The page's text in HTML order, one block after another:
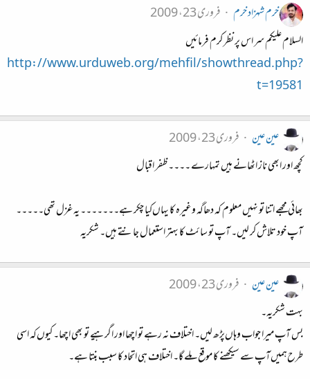
خرم شہزاد خرم
فروری 23، 2009
السلام علیکم سر اس پر نظر کرم فرمائیں
http://www.urduweb.org/mehfil/showthread.php?
t=19581
عین عین
فروری 23، 2009
کچھ اور ابھی ناز اٹھانے ہیں تمہارے ۔۔۔۔ ظفر اقبال
بھائی مجھے اتنا تو نہیں‌ معلوم کہ دھاگہ وغیرہ کا یہاں‌کیا چکر ہے۔۔۔۔۔۔۔ یہ غزل تھی۔۔۔۔۔
آپ خود تلاش کر لیں‌۔ آپ تو سائٹ کا بہتر استعمال جانتے ہیں۔ شکریہ
عین عین
فروری 23، 2009
بہت شکریہ۔
بس آپ میرا جواب وہاں‌پڑھ لیں۔ اختلاف نہ رہے تو اچھا اور اگر ہیے تو بھی اچھا۔ کیوں‌کہ اسی
طرح‌ہمیں‌آپ سے سیکھنے کا موقع ملے گا۔ اختلاف ہی اتحاد کا سبب بنتا ہے۔